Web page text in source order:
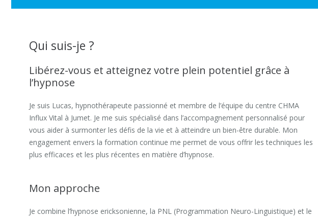
Qui suis-je ?
Libérez-vous et atteignez votre plein potentiel grâce à
l’hypnose
Je suis Lucas, hypnothérapeute passionné et membre de l’équipe du centre CHMA
Influx Vital à Jumet. Je me suis spécialisé dans l’accompagnement personnalisé pour
vous aider à surmonter les défis de la vie et à atteindre un bien-être durable. Mon
engagement envers la formation continue me permet de vous offrir les techniques les
plus efficaces et les plus récentes en matière d’hypnose.
Mon approche
Je combine l’hypnose ericksonienne, la PNL (Programmation Neuro-Linguistique) et le